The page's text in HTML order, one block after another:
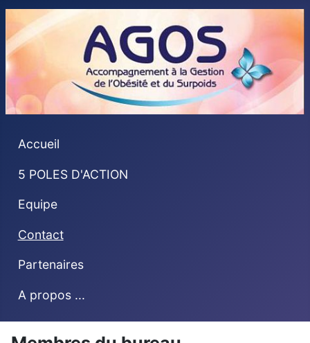
Accueil
5 POLES D'ACTION
Equipe
Contact
Partenaires
A propos ...